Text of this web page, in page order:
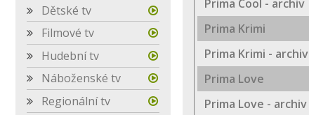
Dětské tv
Filmové tv
Hudební tv
Náboženské tv
Regionální tv
Prima Cool - archiv
Prima Krimi
Prima Krimi - archiv
Prima Love
Prima Love - archiv